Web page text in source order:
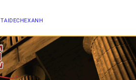
TAIDECHEXANH